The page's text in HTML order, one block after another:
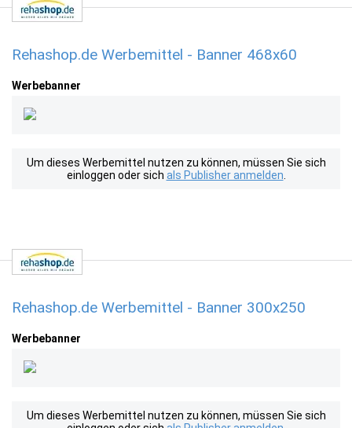
Rehashop.de Werbemittel - Banner 468x60
Werbebanner
Um dieses Werbemittel nutzen zu können, müssen Sie sich
einloggen oder sich als Publisher anmelden
Rehashop.de Werbemittel - Banner 300x250
Werbebanner
Um dieses Werbemittel nutzen zu können, müssen Sie sich